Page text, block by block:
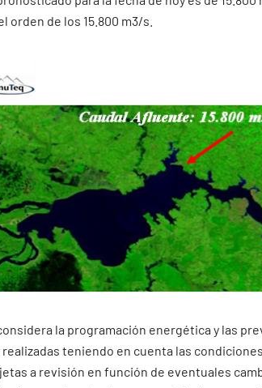
orden de los 15.800 m3/s.
la programación energética y las
teniendo en cuenta las
a revisión en función de eventuales